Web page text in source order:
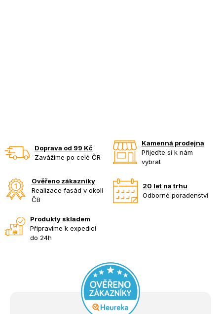
Doprava od 99 Kč
Zavážíme po celé ČR
Kamenná prodejna
Přijeďte si k nám
vybrat
Ověřeno zákazníky
Realizace fasád v okolí
ČB
20 let na trhu
Odborné poradenství
Produkty skladem
Připravíme k expedici
do 24h